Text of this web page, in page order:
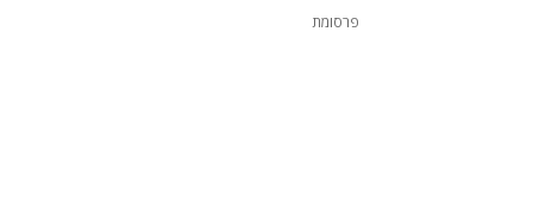
פרסומת